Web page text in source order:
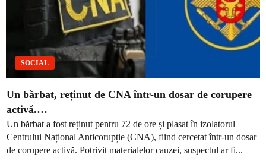
SOCIAL
Un bărbat, reținut de CNA într-un dosar de corupere
activă.…
Un bărbat a fost reținut pentru 72 de ore și plasat în izolatorul
Centrului Național Anticorupție (CNA), fiind cercetat într-un dosar
de corupere activă. Potrivit materialelor cauzei, suspectul ar fi...